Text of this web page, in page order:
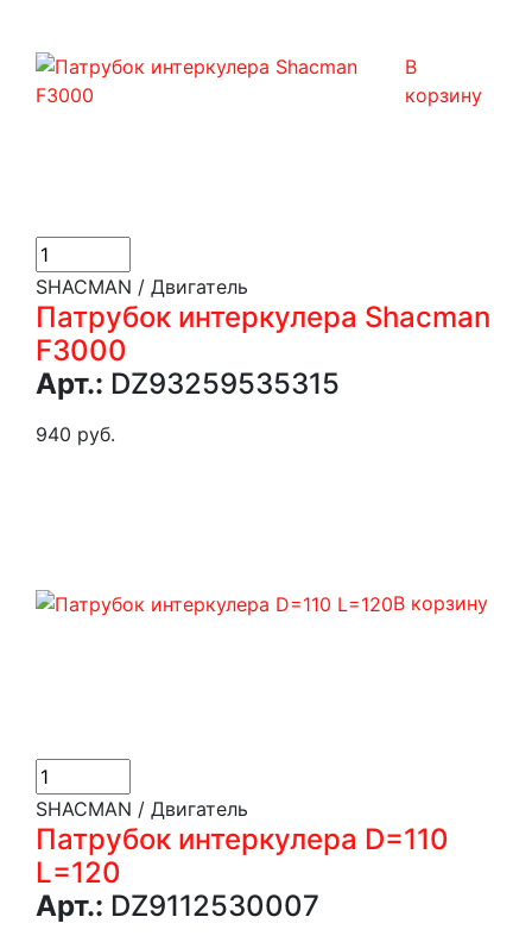
В
корзину
SHACMAN / Двигатель
Патрубок интеркулера Shacman
F3000
Арт.: DZ93259535315
940 руб.
В корзину
SHACMAN / Двигатель
Патрубок интеркулера D=110
L=120
Арт.: DZ9112530007